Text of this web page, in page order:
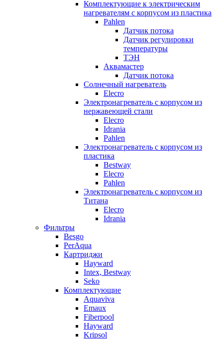
Комплектующие к электрическим
нагревателям с корпусом из пластика
Pahlen
Датчик потока
Датчик регулировки
температуры
ТЭН
Аквамастер
Датчик потока
Солнечный нагреватель
Elecro
Электронагреватель с корпусом из
нержавеющей стали
Elecro
Idrania
Pahlen
Электронагреватель с корпусом из
пластика
Bestway
Elecro
Pahlen
Электронагреватель с корпусом из
Титана
Elecro
Idrania
Фильтры
Besgo
PerAqua
Картриджи
Hayward
Intex, Bestway
Seko
Комплектующие
Aquaviva
Emaux
Fiberpool
Hayward
Kripsol